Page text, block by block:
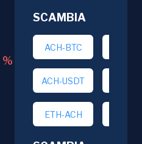
%
SCAMBIA
ACH-BTC
ACH-USDT
ETH-ACH